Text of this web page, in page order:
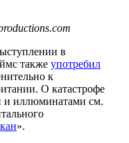
.com
в
также употребил
к
О катастрофе
и иллюминатами см.
».